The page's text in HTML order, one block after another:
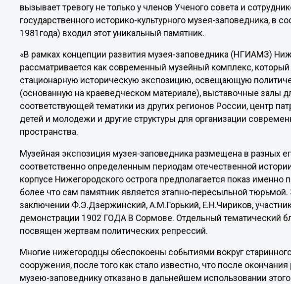
вызывает тревогу не только у членов Ученого совета и
государственного историко-культурного музея-заповедника, в
1981года) входил этот уникальный памятник.
«В рамках концепции развития музея-заповедника (НГИАМЗ)
рассматривается как современный музейный комплекс,
стационарную историческую экспозицию, освещающую
(основанную на краеведческом материале), выставочные залы
соответствующей тематики из других регионов России, центр
детей и молодежи и другие структуры для организации
пространства.
Музейная экспозиция музея-заповедника размещена в разных
соответственно определенным периодам отечественной
корпусе Нижегородского острога предполагается показ именно
более что сам памятник является этапно-пересыльной тюрьмой.
заключении Ф.Э.Дзержинский, А.М.Горький, Е.Н.Чириков,
демонстрации 1902 ГОДА В Сормове. Отдельный тематический
посвящен жертвам политических репрессий.
Многие нижегородцы обеспокоены событиями вокруг старинного
сооружения, после того как стало известно, что после
музею-заповеднику отказано в дальнейшем использовании